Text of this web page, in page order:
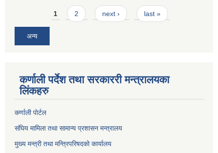
Pages1 2 next › last »
अन्य
कर्णाली पर्देश तथा सरकाररी मन्त्रालयका
लिंकहरु
कर्णाली पाेर्टल
संघिय मामिला तथा सामान्य प्रशासन मन्त्रालय
मुख्य मन्त्री तथा मन्त्रिपरिषदको कार्यालय